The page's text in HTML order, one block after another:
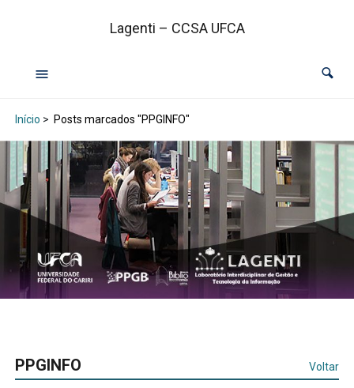
Lagenti – CCSA UFCA
Início > Posts marcados "PPGINFO"
PPGINFO Voltar